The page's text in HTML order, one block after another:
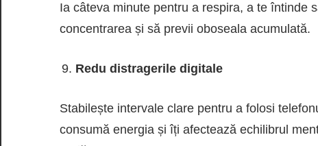
Ia câteva minute pentru a respira, a te întinde
concentrarea și să previi oboseala acumulată.
Redu distragerile digitale
Stabilește intervale clare pentru a folosi
consumă energia și îți afectează echilibrul